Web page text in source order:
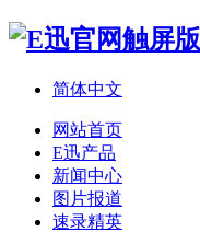
简体中文
网站首页
E迅产品
新闻中心
图片报道
速录精英